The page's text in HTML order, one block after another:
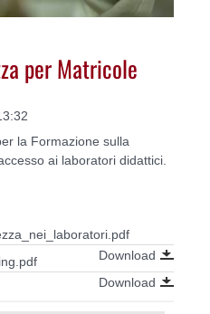
per Matricole
la Formazione sulla
ai laboratori didattici.
Download
Download